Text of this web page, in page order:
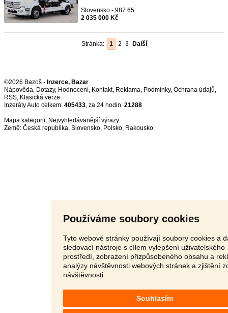
Používáme soubory cookies
Tyto webové stránky používají soubory cookies a
sledovací nástroje s cílem vylepšení uživatelského
prostředí, zobrazení přizpůsobeného obsahu a
analýzy návštěvnosti webových stránek a zjištění
návštěvnosti.
Souhlasím
Slovensko - 987 65
2 035 000 Kč
Stránka: 1 2 3 Další
©2026 Bazoš - Inzerce, Bazar
Nápověda, Dotazy, Hodnocení, Kontakt, Reklama, Podmínky, Ochrana údajů,
RSS,
Inzeráty Auto celkem: 405433, za 24 hodin: 21288
Mapa kategorií, Nejvyhledávanější výrazy
Země: Česká republika, Slovensko, Polsko, Rakousko